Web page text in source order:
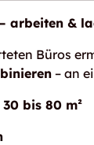
arbeiten &
Büros
– an
30 bis 80 m²